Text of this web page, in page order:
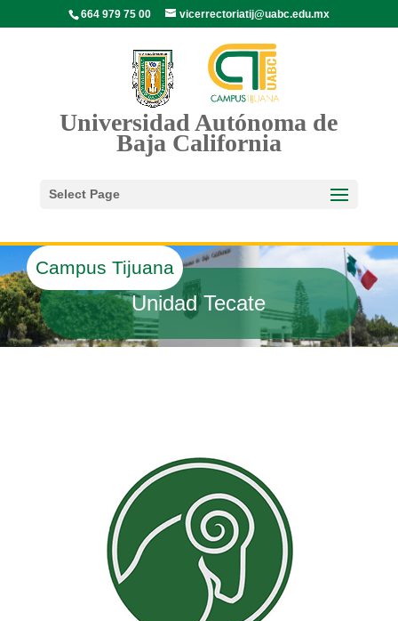
664 979 75 00 vicerrectoriatij@uabc.edu.mx
Universidad Autónoma de
Baja California
Select Page
Campus Tijuana
Unidad Tecate